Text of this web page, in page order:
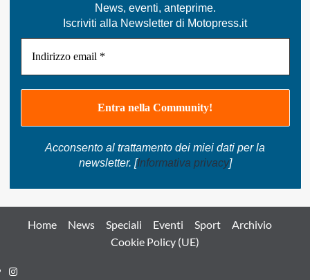
della
MotoGP
2011
News, eventi, anteprime.
Iscriviti alla Newsletter di Motopress.it
Acconsento al trattamento dei miei dati per la
newsletter. [Informativa privacy]
Home News Speciali Eventi Sport
Archivio
Cookie Policy (UE)
Instagram